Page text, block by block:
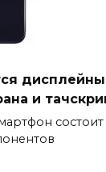
и
состоит